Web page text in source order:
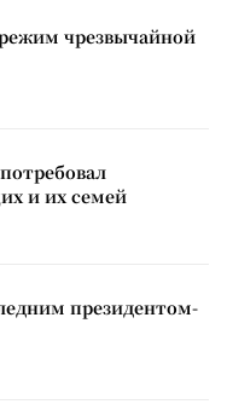
чрезвычайной
и их семей
президентом-